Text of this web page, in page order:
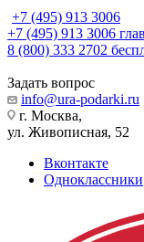
+7 (495) 913 3006
+7 (495) 913 3006
8 (800) 333 2702
Задать вопрос
info@ura-podarki.ru
г. Москва,
ул. Живописная, 52
Вконтакте
Одноклассники